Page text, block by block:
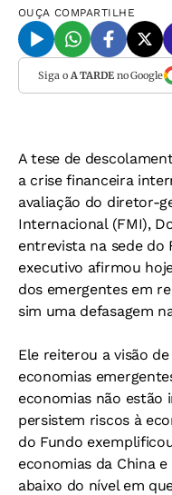
OUÇA COMPARTILHE
Siga o A TARDEno Google
A tese de
a crise financeira
avaliação do diretor-
Internacional (FMI),
entrevista na sede do
executivo afirmou
dos emergentes em
sim uma defasagem
Ele reiterou a visão
economias
economias não estão
persistem riscos à
do Fundo
economias da China
abaixo do nível em